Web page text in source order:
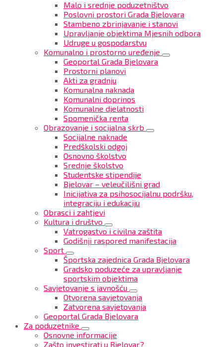
Malo i srednje poduzetništvo
Poslovni prostori Grada Bjelovara
Stambeno zbrinjavanje i stanovi
Upravljanje objektima Mjesnih odbora
Udruge u gospodarstvu
Komunalno i prostorno uređenje
Geoportal Grada Bjelovara
Prostorni planovi
Akti za gradnju
Komunalna naknada
Komunalni doprinos
Komunalne djelatnosti
Spomenička renta
Obrazovanje i socijalna skrb
Socijalne naknade
Predškolski odgoj
Osnovno školstvo
Srednje školstvo
Studentske stipendije
Bjelovar – veleučilišni grad
Inicijativa za psihosocijalnu podršku,
integraciju i edukaciju
Obrasci i zahtjevi
Kultura i društvo
Vatrogastvo i civilna zaštita
Godišnji raspored manifestacija
Sport
Športska zajednica Grada Bjelovara
Gradsko poduzeće za upravljanje
sportskim objektima
Savjetovanje s javnošću
Otvorena savjetovanja
Zatvorena savjetovanja
Geoportal Grada Bjelovara
Za poduzetnike
Osnovne informacije
Zašto investirati u Bjelovar?